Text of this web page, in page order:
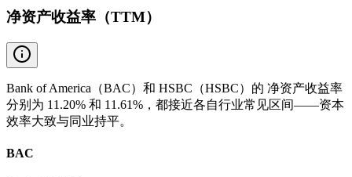
净资产收益率（TTM）
Bank of America（BAC）和 HSBC（HSBC）的 净资产收益率
分别为 11.20% 和 11.61%，都接近各自行业常见区间——资本
效率大致与同业持平。
BAC